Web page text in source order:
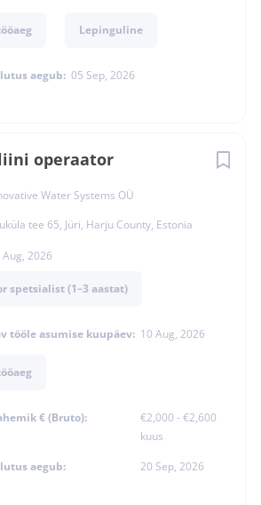
Lepinguline
aegub: 05 Sep, 2026
operaator
Water Systems OÜ
tee 65, Jüri, Harju County, Estonia
Aug, 2026
spetsialist (1–3 aastat)
tööle asumise kuupäev: 10 Aug, 2026
€ (Bruto):
€2,000 - €2,600
kuus
aegub:
20 Sep, 2026
kelle
jääda
Sama oluline on aga teadmine, et
sõna, väärtustab oma inimesi ning
– mitte lihtsalt